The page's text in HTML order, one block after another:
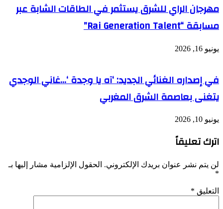
مهرجان الراي للشرق يستثمر في الطاقات الشابة عبر
مسابقة “Rai Generation Talent”
يونيو 16, 2026
في إصداره الغنائي الجديد: ‘آه يا وجدة ‘…غاني الوجدي
يتغنى بعاصمة الشرق المغربي
يونيو 10, 2026
اترك تعليقاً
لن يتم نشر عنوان بريدك الإلكتروني. الحقول الإلزامية مشار إليها بـ
*
التعليق *